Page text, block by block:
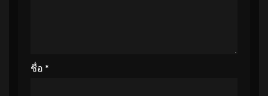
ชื่อ *